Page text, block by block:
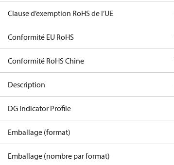
Clause d’exemption RoHS de l’UE
Conformité EU RoHS
Conformité RoHS Chine
Description
DG Indicator Profile
Emballage (format)
Emballage (nombre par format)